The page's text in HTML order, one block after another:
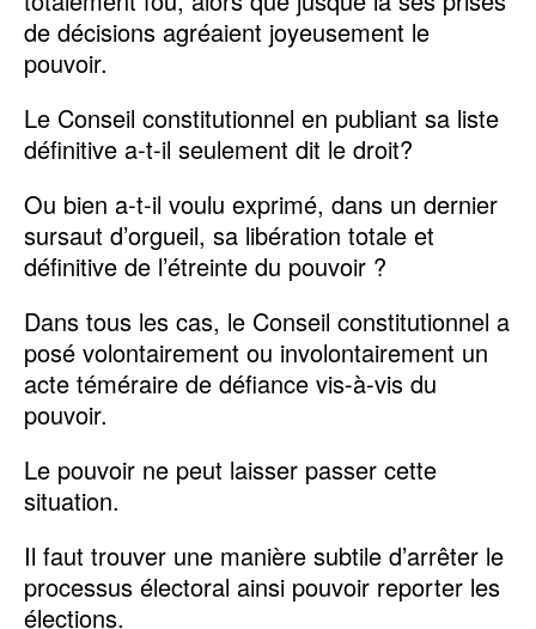
de décisions agréaient joyeusement le
pouvoir.
Le Conseil constitutionnel en publiant sa liste
définitive a-t-il seulement dit le droit?
Ou bien a-t-il voulu exprimé, dans un dernier
sursaut d’orgueil, sa libération totale et
définitive de l’étreinte du pouvoir ?
Dans tous les cas, le Conseil constitutionnel a
posé volontairement ou involontairement un
acte téméraire de défiance vis-à-vis du
pouvoir.
Le pouvoir ne peut laisser passer cette
situation.
Il faut trouver une manière subtile d’arrêter le
processus électoral ainsi pouvoir reporter les
élections.